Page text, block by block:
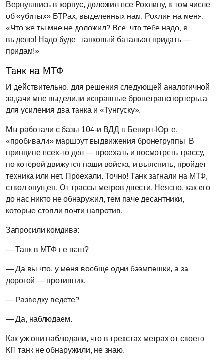
Вернувшись в корпус, доложил все Рохлину, в том числе
об «убитых» БТРах, выделенных нам. Рохлин на меня:
«Что же ты мне не доложил? Все, что тебе надо, я
выделю! Надо будет танковый батальон придать —
придам!»
Танк на МТФ
И действительно, для решения следующей аналогичной
задачи мне выделили исправные бронетранспортеры,а
для усиления два танка и «Тунгуску».
Мы работали с базы 104-и ВДД в Бенирт-Юрте,
«пробивали» маршрут выдвижения бронегруппы. В
принципе всех-то дел — проехать и посмотреть трассу,
по которой движутся наши войска, и выяснить, пройдет
техника или нет. Проехали. Точно! Танк загнали на МТФ,
ствол опущен. От трассы метров двести. Неясно, как его
до нас никто не обнаружил, тем паче десантники,
которые стояли почти напротив.
Запросили комдива:
— Танк в МТФ не ваш?
— Да вы что, у меня вообще одни бээмпешки, а за
дорогой — противник.
— Разведку ведете?
— Да, наблюдаем.
Как уж они наблюдали, что в трехстах метрах от своего
КП танк не обнаружили, не знаю.